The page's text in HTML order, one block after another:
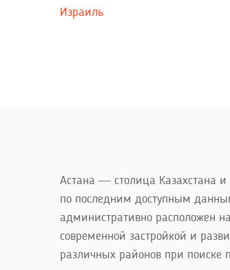
Израиль
Астана — столица Казахстана и
по последним доступным
административно расположен
современной застройкой и
различных районов при поиске